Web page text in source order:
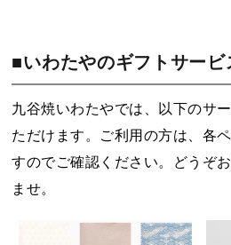
■いわたやのギフトサービ
九谷焼いわたやでは、以下のサ
ただけます。ご利用の方は、各
すのでご確認ください。どうぞ
ませ。